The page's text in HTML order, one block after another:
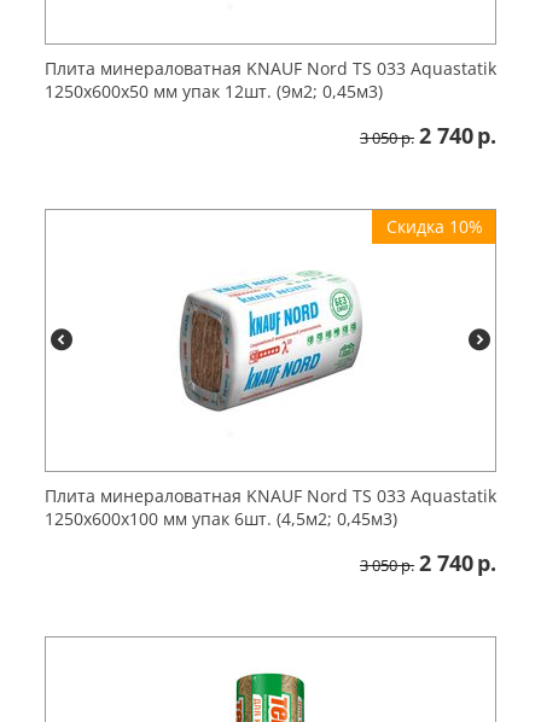
Плита минераловатная KNAUF Nord TS 033 Aquastatik
1250х600х50 мм упак 12шт. (9м2; 0,45м3)
3 050р. 2 740р.
Скидка 10%
Плита минераловатная KNAUF Nord TS 033 Aquastatik
1250х600х100 мм упак 6шт. (4,5м2; 0,45м3)
3 050р. 2 740р.